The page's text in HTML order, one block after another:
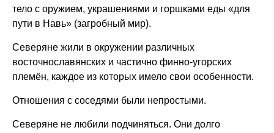
тело с оружием, украшениями и горшками еды «для
пути в Навь» (загробный мир).
Северяне жили в окружении различных
восточнославянских и частично финно-угорских
племён, каждое из которых имело свои особенности.
Отношения с соседями были непростыми.
Северяне не любили подчиняться. Они долго